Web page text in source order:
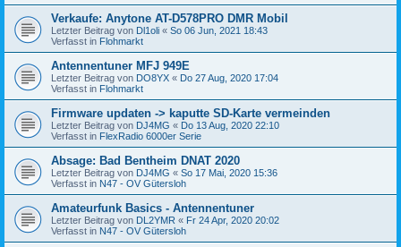
Verkaufe: Anytone AT-D578PRO DMR Mobil
Letzter Beitrag von Dl1oli « So 06 Jun, 2021 18:43
Verfasst in Flohmarkt
Antennentuner MFJ 949E
Letzter Beitrag von DO8YX « Do 27 Aug, 2020 17:04
Verfasst in Flohmarkt
Firmware updaten -> kaputte SD-Karte vermeinden
Letzter Beitrag von DJ4MG « Do 13 Aug, 2020 22:10
Verfasst in FlexRadio 6000er Serie
Absage: Bad Bentheim DNAT 2020
Letzter Beitrag von DJ4MG « So 17 Mai, 2020 15:36
Verfasst in N47 - OV Gütersloh
Amateurfunk Basics - Antennentuner
Letzter Beitrag von DL2YMR « Fr 24 Apr, 2020 20:02
Verfasst in N47 - OV Gütersloh